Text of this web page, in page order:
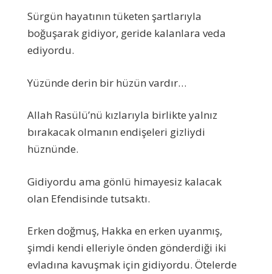
Sürgün hayatının tüketen şartlarıyla
boğuşarak gidiyor, geride kalanlara veda
ediyordu.
Yüzünde derin bir hüzün vardır…
Allah Rasülü’nü kızlarıyla birlikte yalnız
bırakacak olmanın endişeleri gizliydi
hüznünde.
Gidiyordu ama gönlü himayesiz kalacak
olan Efendisinde tutsaktı.
Erken doğmuş, Hakka en erken uyanmış,
şimdi kendi elleriyle önden gönderdiği iki
evladına kavuşmak için gidiyordu. Ötelerde